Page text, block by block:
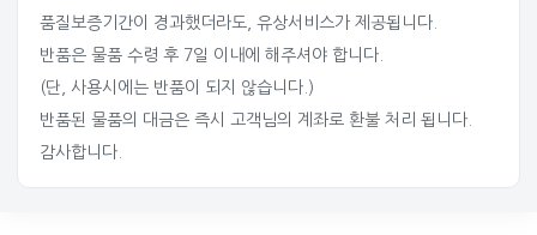
품질보증기간이 경과했더라도, 유상서비스가 제공됩니다.
반품은 물품 수령 후 7일 이내에 해주셔야 합니다.
(단, 사용시에는 반품이 되지 않습니다.)
반품된 물품의 대금은 즉시 고객님의 계좌로 환불 처리 됩니다.
감사합니다.